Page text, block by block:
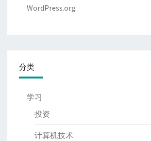
WordPress.org
分类
学习
投资
计算机技术